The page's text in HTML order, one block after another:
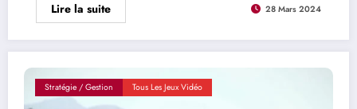
Lire la suite 28 Mars 2024
Stratégie / Gestion Tous Les Jeux Vidéo